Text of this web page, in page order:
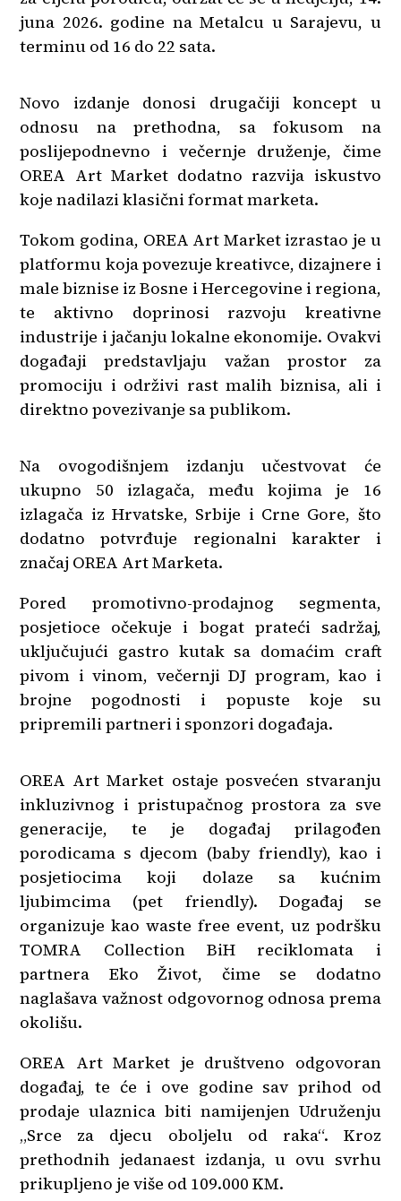
juna 2026. godine na Metalcu u Sarajevu, u
terminu od 16 do 22 sata.
Novo izdanje donosi drugačiji koncept u
odnosu na prethodna, sa fokusom na
poslijepodnevno i večernje druženje, čime
OREA Art Market dodatno razvija iskustvo
koje nadilazi klasični format marketa.
Tokom godina, OREA Art Market izrastao je u
platformu koja povezuje kreativce, dizajnere i
male biznise iz Bosne i Hercegovine i regiona,
te aktivno doprinosi razvoju kreativne
industrije i jačanju lokalne ekonomije. Ovakvi
događaji predstavljaju važan prostor za
promociju i održivi rast malih biznisa, ali i
direktno povezivanje sa publikom.
Na ovogodišnjem izdanju učestvovat će
ukupno 50 izlagača, među kojima je 16
izlagača iz Hrvatske, Srbije i Crne Gore, što
dodatno potvrđuje regionalni karakter i
značaj OREA Art Marketa.
Pored promotivno-prodajnog segmenta,
posjetioce očekuje i bogat prateći sadržaj,
uključujući gastro kutak sa domaćim craft
pivom i vinom, večernji DJ program, kao i
brojne pogodnosti i popuste koje su
pripremili partneri i sponzori događaja.
OREA Art Market ostaje posvećen stvaranju
inkluzivnog i pristupačnog prostora za sve
generacije, te je događaj prilagođen
porodicama s djecom (baby friendly), kao i
posjetiocima koji dolaze sa kućnim
ljubimcima (pet friendly). Događaj se
organizuje kao waste free event, uz podršku
TOMRA Collection BiH reciklomata i
partnera Eko Život, čime se dodatno
naglašava važnost odgovornog odnosa prema
okolišu.
OREA Art Market je društveno odgovoran
događaj, te će i ove godine sav prihod od
prodaje ulaznica biti namijenjen Udruženju
„Srce za djecu oboljelu od raka“. Kroz
prethodnih jedanaest izdanja, u ovu svrhu
prikupljeno je više od 109.000 KM.